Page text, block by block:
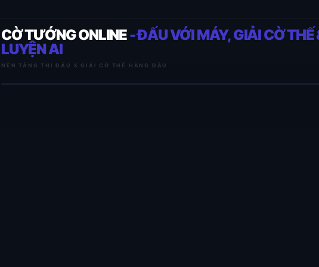
CỜ TƯỚNG ONLINE- ĐẤU VỚI MÁY, GIẢI CỜ THẾ
LUYỆN AI
NỀN TẢNG THI ĐẤU & GIẢI CỜ THẾ HÀNG ĐẦU